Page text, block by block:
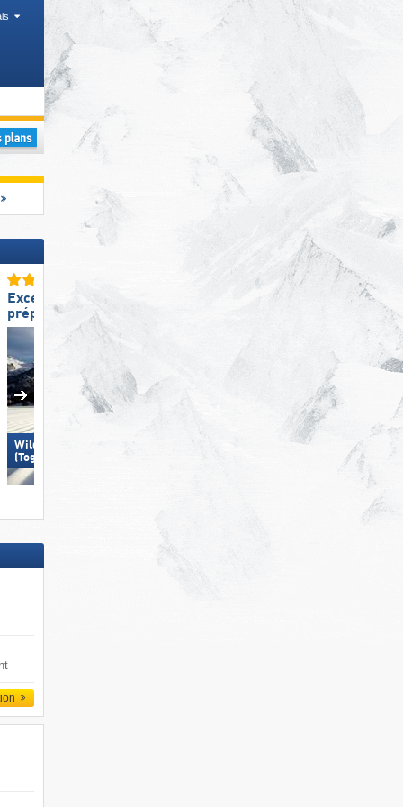
Chaînes de montagnes
Excellente
préparation des pistes
Wildhaus – Gamserrugg
(Toggenburg)
Excellente
Pizol – Bad Ragaz/​